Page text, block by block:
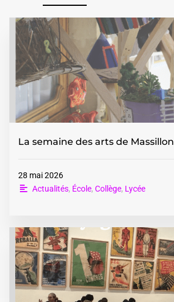
La semaine des arts de Massillon
28 mai 2026
Actualités, École, Collège, Lycée